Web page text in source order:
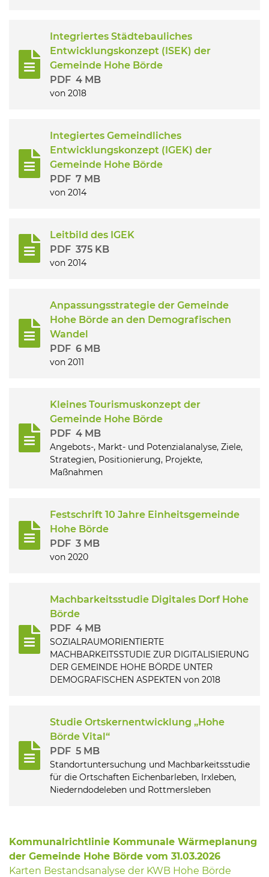
Integriertes Städtebauliches
Entwicklungskonzept (ISEK) der
Gemeinde Hohe Börde
PDF 4 MB
von 2018
Integiertes Gemeindliches
Entwicklungskonzept (IGEK) der
Gemeinde Hohe Börde
PDF 7 MB
von 2014
Leitbild des IGEK
PDF 375 KB
von 2014
Anpassungsstrategie der Gemeinde
Hohe Börde an den Demografischen
Wandel
PDF 6 MB
von 2011
Kleines Tourismuskonzept der
Gemeinde Hohe Börde
PDF 4 MB
Angebots-, Markt- und Potenzialanalyse, Ziele,
Strategien, Positionierung, Projekte,
Maßnahmen
Festschrift 10 Jahre Einheitsgemeinde
Hohe Börde
PDF 3 MB
von 2020
Machbarkeitsstudie Digitales Dorf Hohe
Börde
PDF 4 MB
SOZIALRAUMORIENTIERTE
MACHBARKEITSSTUDIE ZUR DIGITALISIERUNG
DER GEMEINDE HOHE BÖRDE UNTER
DEMOGRAFISCHEN ASPEKTEN von 2018
Studie Ortskernentwicklung „Hohe
Börde Vital“
PDF 5 MB
Standortuntersuchung und Machbarkeitsstudie
für die Ortschaften Eichenbarleben, Irxleben,
Niederndodeleben und Rottmersleben
Kommunalrichtlinie Kommunale Wärmeplanung
der Gemeinde Hohe Börde vom 31.03.2026
Karten Bestandsanalyse der KWB Hohe Börde